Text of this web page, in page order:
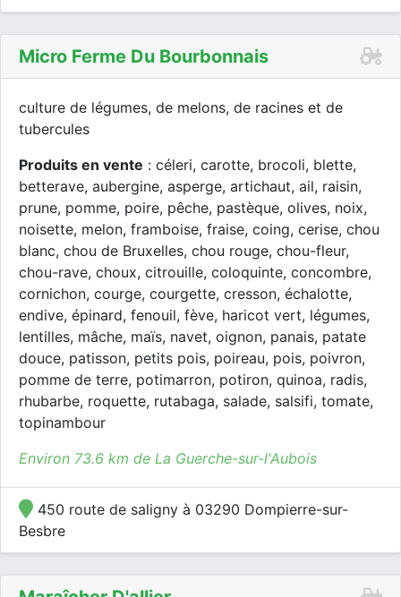
Micro Ferme Du Bourbonnais
culture de légumes, de melons, de racines et de
tubercules
Produits en vente : céleri, carotte, brocoli, blette,
betterave, aubergine, asperge, artichaut, ail, raisin,
prune, pomme, poire, pêche, pastèque, olives, noix,
noisette, melon, framboise, fraise, coing, cerise, chou
blanc, chou de Bruxelles, chou rouge, chou-fleur,
chou-rave, choux, citrouille, coloquinte, concombre,
cornichon, courge, courgette, cresson, échalotte,
endive, épinard, fenouil, fève, haricot vert, légumes,
lentilles, mâche, maïs, navet, oignon, panais, patate
douce, patisson, petits pois, poireau, pois, poivron,
pomme de terre, potimarron, potiron, quinoa, radis,
rhubarbe, roquette, rutabaga, salade, salsifi, tomate,
topinambour
Environ 73.6 km de La Guerche-sur-l'Aubois
450 route de saligny à 03290 Dompierre-sur-
Besbre